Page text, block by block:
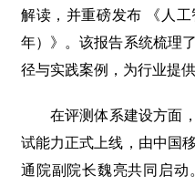
解读，并重磅发布 《人
年）》。该报告系统梳理
径与实践案例，为行业提
在评测体系建设方面
试能力正式上线，由中国
通院副院长魏亮共同启动